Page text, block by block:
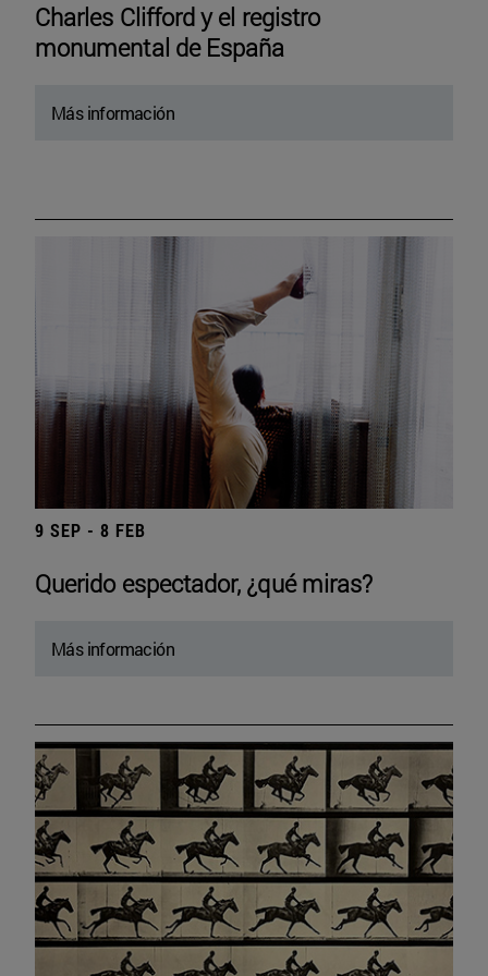
Charles Clifford y el registro
monumental de España
Más información
9 SEP - 8 FEB
Querido espectador, ¿qué miras?
Más información